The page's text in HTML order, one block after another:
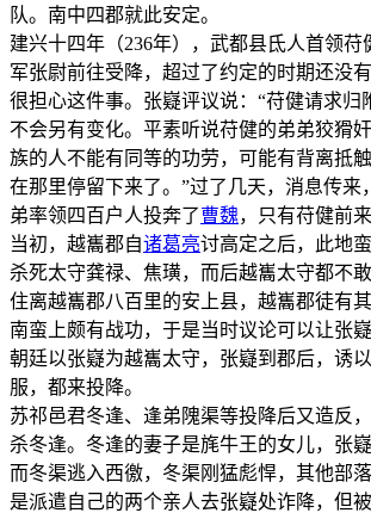
队。南中四郡就此安定。
建兴十四年（236年），武都县氐人首领苻
军张尉前往受降，超过了约定的时期还没
很担心这件事。张嶷评议说：“苻健请求归
不会另有变化。平素听说苻健的弟弟狡猾
族的人不能有同等的功劳，可能有背离抵
在那里停留下来了。”过了几天，消息传来
弟率领四百户人投奔了曹魏，只有苻健前来
当初，越巂郡自诸葛亮讨高定之后，此地
杀死太守龚禄、焦璜，而后越巂太守都不
住离越巂郡八百里的安上县，越巂郡徒有
南蛮上颇有战功，于是当时议论可以让张
朝廷以张嶷为越巂太守，张嶷到郡后，诱
服，都来投降。
苏祁邑君冬逢、逢弟隗渠等投降后又造反
杀冬逢。冬逢的妻子是旄牛王的女儿，张
而冬渠逃入西徼，冬渠刚猛彪悍，其他部
是派遣自己的两个亲人去张嶷处诈降，但